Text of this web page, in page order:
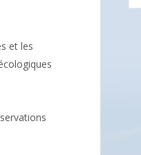
et les